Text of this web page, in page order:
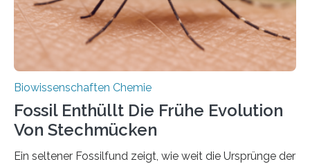
nächsten…
Biowissenschaften Chemie
Fossil Enthüllt Die Frühe Evolution
Von Stechmücken
Ein seltener Fossilfund zeigt, wie weit die Ursprünge der